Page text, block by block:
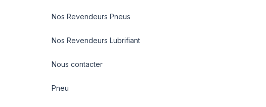
Nos Revendeurs Pneus
Nos Revendeurs Lubrifiant
Nous contacter
Pneu